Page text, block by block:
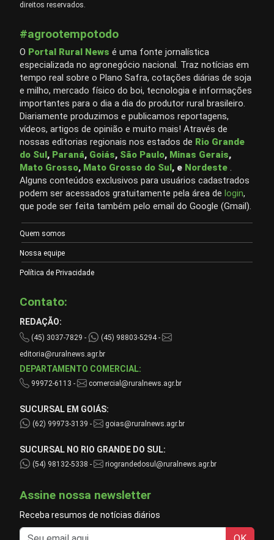
direitos reservados.
#agrootempotodo
O Portal Rural News é uma fonte jornalística
especializada no agronegócio nacional. Traz notícias em
tempo real sobre o Plano Safra, cotações diárias de soja
e milho, mercado físico do boi, tecnologia e informações
importantes para o dia a dia do produtor rural brasileiro.
Diariamente produzimos e publicamos reportagens,
vídeos, artigos de opinião e muito mais! Através de
nossas editorias regionais nos estados de Rio Grande
do Sul, Paraná, Goiás, São Paulo, Minas Gerais,
Mato Grosso, Mato Grosso do Sul, e Nordeste .
Alguns conteúdos exclusivos para usuários cadastrados
podem ser acessados gratuitamente pela área de login,
que pode ser feita também pelo email do Google (Gmail).
Quem somos
Nossa equipe
Política de Privacidade
Contato:
REDAÇÃO:
(45) 3037-7829 -
(45) 98803-5294 -
editoria@ruralnews.agr.br
DEPARTAMENTO COMERCIAL:
99972-6113 - comercial@ruralnews.agr.br
SUCURSAL EM GOIÁS:
(62) 99973-3139 - goias@ruralnews.agr.br
SUCURSAL NO RIO GRANDE DO SUL:
(54) 98132-5338 - riograndedosul@ruralnews.agr.br
Assine nossa newsletter
Receba resumos de notícias diários